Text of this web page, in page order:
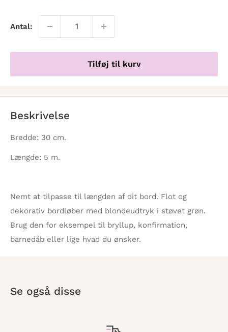
Antal:
Tilføj til kurv
Beskrivelse
Bredde: 30 cm.
Længde: 5 m.
Nemt at tilpasse til længden af dit bord. Flot og
dekorativ bordløber med blondeudtryk i støvet grøn.
Brug den for eksempel til bryllup, konfirmation,
barnedåb eller lige hvad du ønsker.
Se også disse